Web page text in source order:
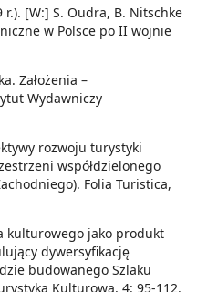
r.). [W:] S. Oudra, B. Nitschke
w Polsce po II wojnie
Założenia –
Wydawniczy
rozwoju turystyki
współdzielonego
Folia Turistica,
kulturowego jako produkt
dywersyfikację
budowanego Szlaku
Kulturowa, 4: 95-112.